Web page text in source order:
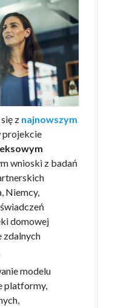
z najnowszym
projekcie
wnioski z badań
Niemcy,
domowej
zdalnych
modelu
platformy,